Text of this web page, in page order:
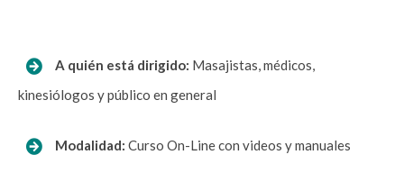
A quién está dirigido: Masajistas, médicos,
kinesiólogos y público en general
Modalidad: Curso On-Line con videos y manuales